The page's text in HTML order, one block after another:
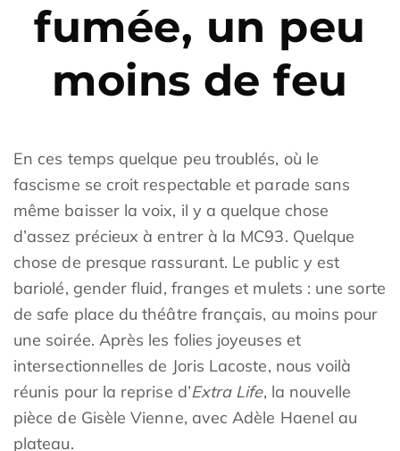
fumée, un peu
moins de feu
En ces temps quelque peu troublés, où le
fascisme se croit respectable et parade sans
même baisser la voix, il y a quelque chose
d’assez précieux à entrer à la MC93. Quelque
chose de presque rassurant. Le public y est
bariolé, gender fluid, franges et mulets : une sorte
de safe place du théâtre français, au moins pour
une soirée. Après les folies joyeuses et
intersectionnelles de Joris Lacoste, nous voilà
réunis pour la reprise d’Extra Life, la nouvelle
pièce de Gisèle Vienne, avec Adèle Haenel au
plateau.